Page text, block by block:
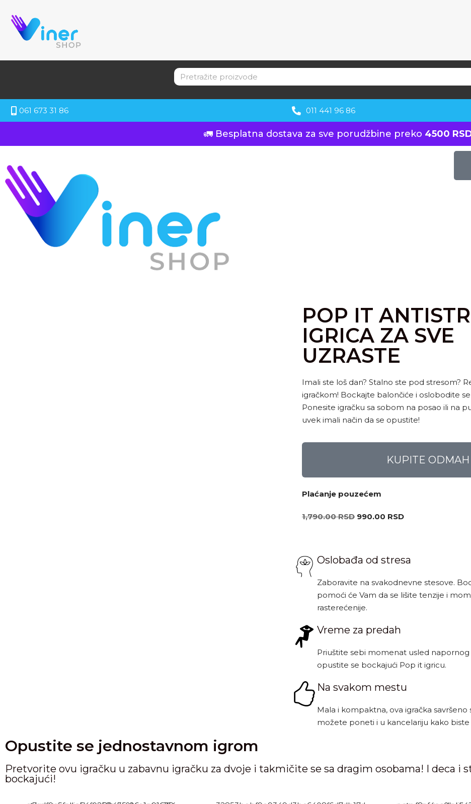
061 673 31 86 011 441 96 86
🚛 Besplatna dostava za sve porudžbine preko 4500
POP IT
IGRICA ZA SVE
UZRASTE
Imali ste loš dan? Stalno ste pod stresom?
igračkom! Bockajte balončiće i oslobodite
Ponesite igračku sa sobom na posao ili na
uvek imali način da se opustite!
KUPITE ODMAH
Plaćanje pouzećem
1,790.00RSD 990.00 RSD
Oslobađa od stresa
Zaboravite na svakodnevne stesove.
pomoći će Vam da se lišite tenzije i
rasterećenije.
Vreme za predah
Priuštite sebi momenat usled napornog
opustite se bockajući Pop it igricu.
Na svakom mestu
Mala i kompaktna, ova igračka savršeno
možete poneti i u kancelariju kako biste
Opustite se jednostavnom igrom
Pretvorite ovu igračku u zabavnu igračku za dvoje i takmičite se sa dragim osobama! I deca i
bockajući!